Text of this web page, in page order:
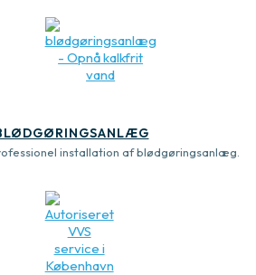
installation af blødgøringsanlæg.